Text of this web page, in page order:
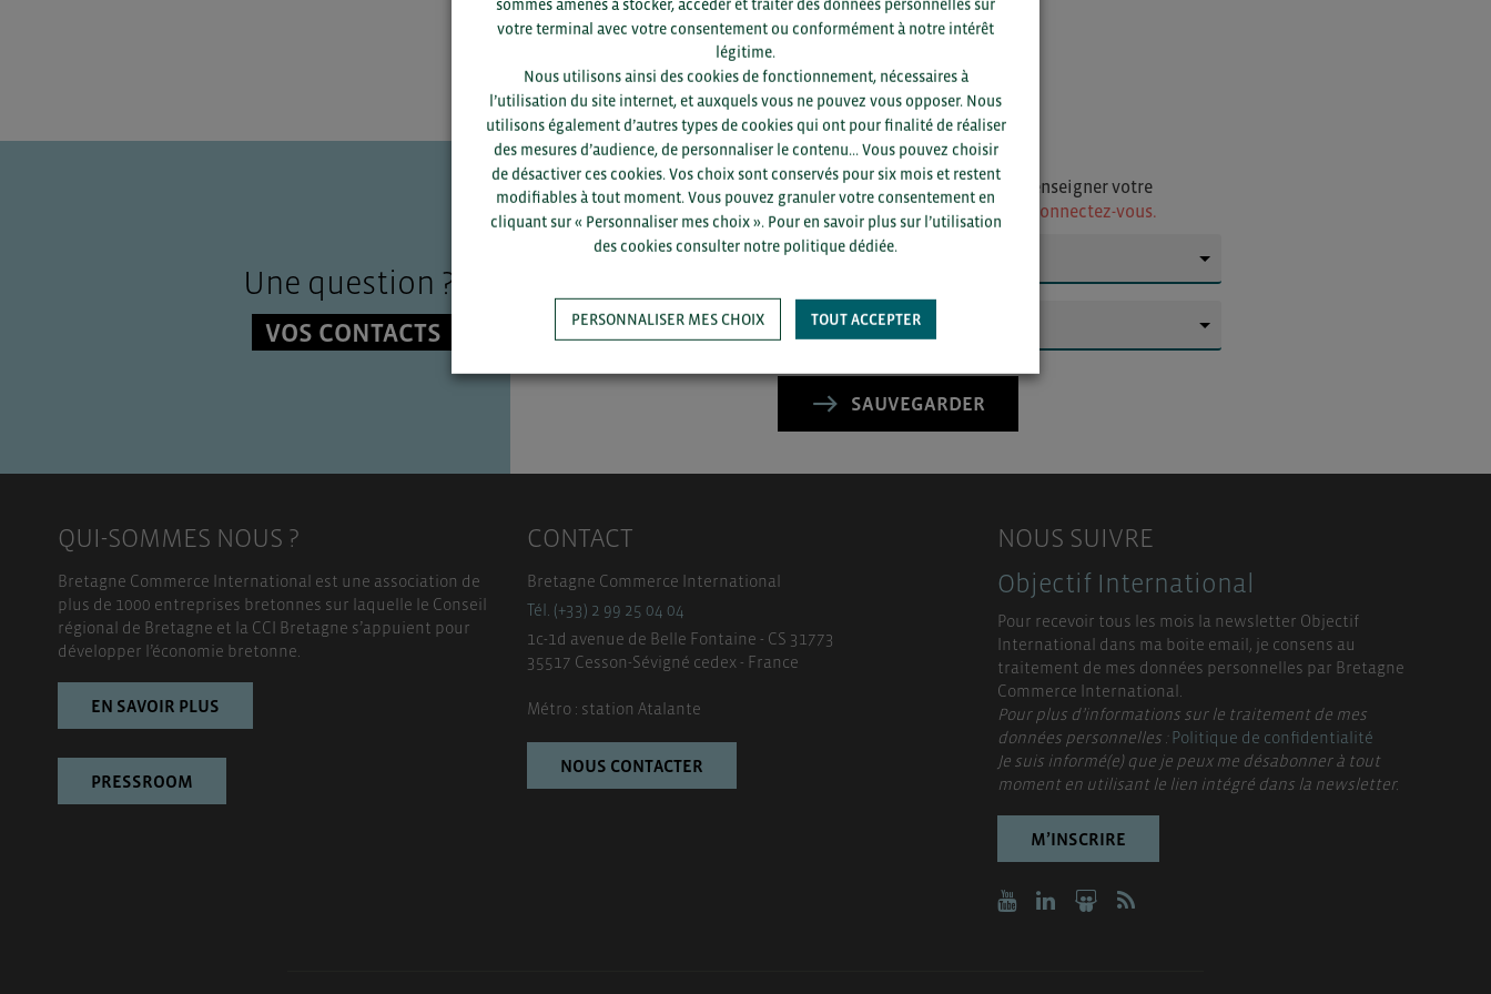
Une question ?
VOS CONTACTS
Pour voir les contacts, merci de renseigner votre
département et votre secteur
ou connectez-vous.
SAUVEGARDER
QUI-SOMMES NOUS ?
Bretagne Commerce International est une association de
plus de 1000 entreprises bretonnes sur laquelle le Conseil
régional de Bretagne et la CCI Bretagne s’appuient pour
développer l’économie bretonne.
EN SAVOIR PLUS
PRESSROOM
CONTACT
Bretagne Commerce International
Tél. (+33) 2 99 25 04 04
1c-1d avenue de Belle Fontaine - CS 31773
35517 Cesson-Sévigné cedex - France
Métro : station Atalante
NOUS CONTACTER
NOUS SUIVRE
Objectif International
Pour recevoir tous les mois la newsletter Objectif
International dans ma boite email, je consens au
traitement de mes données personnelles par Bretagne
Commerce International.
Pour plus d’informations sur le traitement de mes
données personnelles :Politique de confidentialité
Je suis informé(e) que je peux me désabonner à tout
moment en utilisant le lien intégré dans la newsletter.
M’INSCRIRE
sommes amenés à stocker, accéder et traiter des données personnelles sur
votre terminal avec votre consentement ou conformément à notre intérêt
légitime.
Nous utilisons ainsi des cookies de fonctionnement, nécessaires à
l’utilisation du site internet, et auxquels vous ne pouvez vous opposer. Nous
utilisons également d’autres types de cookies qui ont pour finalité de réaliser
des mesures d’audience, de personnaliser le contenu... Vous pouvez choisir
de désactiver ces cookies. Vos choix sont conservés pour six mois et restent
modifiables à tout moment. Vous pouvez granuler votre consentement en
cliquant sur « Personnaliser mes choix ». Pour en savoir plus sur l’utilisation
des cookies consulter notre politique dédiée.
PERSONNALISER MES CHOIX TOUT ACCEPTER